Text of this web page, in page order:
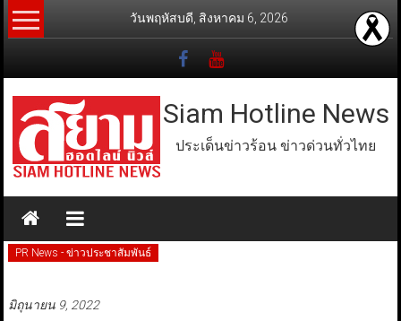
Skip
to
วันพฤหัสบดี, สิงหาคม 6, 2026
Siam Hotline News
ประเด็นข่าวร้อน ข่าวด่วนทั่วไทย
PR News - ข่าวประชาสัมพันธ์
มิถุนายน 9, 2022